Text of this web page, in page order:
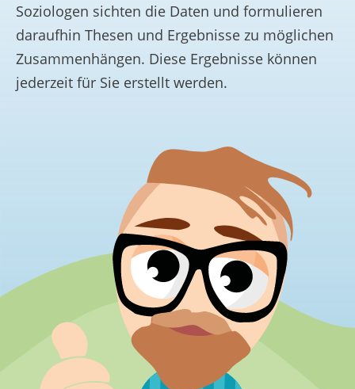
Soziologen sichten die Daten und formulieren
daraufhin Thesen und Ergebnisse zu möglichen
Zusammenhängen. Diese Ergebnisse können
jederzeit für Sie erstellt werden.